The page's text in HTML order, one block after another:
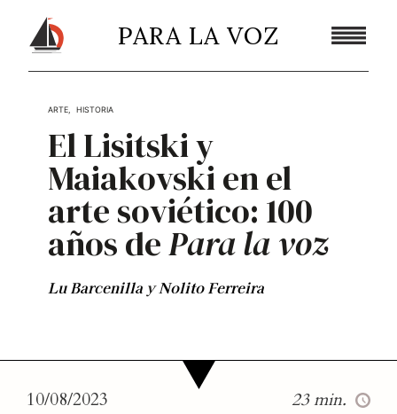
PARA LA VOZ
ARTE, HISTORIA
El Lisitski y
Maiakovski en el
arte soviético: 100
años dePara la voz
Lu BarcenillayNolito Ferreira
10/08/2023 23 min.